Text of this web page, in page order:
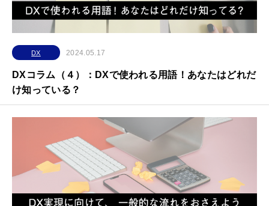
DX 2024.05.17
DXコラム（４）：DXで使われる用語！あなたはどれだ
け知っている？